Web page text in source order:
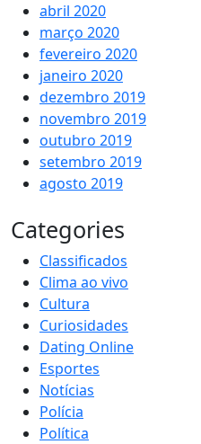
abril 2020
março 2020
fevereiro 2020
janeiro 2020
dezembro 2019
novembro 2019
outubro 2019
setembro 2019
agosto 2019
Categories
Classificados
Clima ao vivo
Cultura
Curiosidades
Dating Online
Esportes
Notícias
Polícia
Política